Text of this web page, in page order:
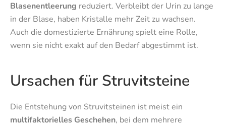
Blasenentleerung reduziert. Verbleibt der Urin zu lange
in der Blase, haben Kristalle mehr Zeit zu wachsen.
Auch die domestizierte Ernährung spielt eine Rolle,
wenn sie nicht exakt auf den Bedarf abgestimmt ist.
Ursachen für Struvitsteine
Die Entstehung von Struvitsteinen ist meist ein
multifaktorielles Geschehen, bei dem mehrere